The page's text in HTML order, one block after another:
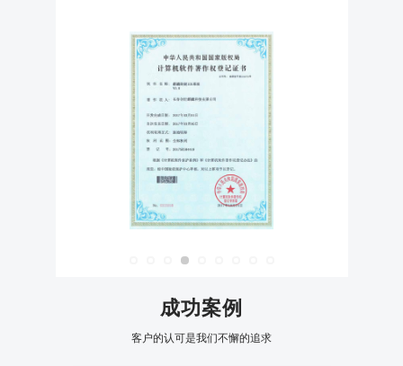
成功案例
客户的认可是我们不懈的追求